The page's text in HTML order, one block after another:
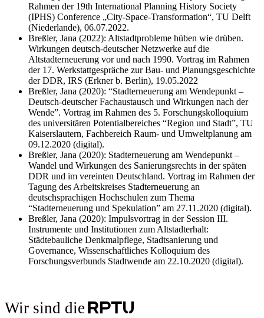
Rahmen der 19th International Planning History Society
(IPHS) Conference „City-Space-Transformation“, TU Delft
(Niederlande), 06.07.2022.
Breßler, Jana (2022): Altstadtprobleme hüben wie drüben.
Wirkungen deutsch-deutscher Netzwerke auf die
Altstadterneuerung vor und nach 1990. Vortrag im Rahmen
der 17. Werkstattgespräche zur Bau- und Planungsgeschichte
der DDR, IRS (Erkner b. Berlin), 19.05.2022
Breßler, Jana (2020): “Stadterneuerung am Wendepunkt –
Deutsch-deutscher Fachaustausch und Wirkungen nach der
Wende”. Vortrag im Rahmen des 5. Forschungskolloquium
des universitären Potentialbereiches “Region und Stadt”, TU
Kaiserslautern, Fachbereich Raum- und Umweltplanung am
09.12.2020 (digital).
Breßler, Jana (2020): Stadterneuerung am Wendepunkt –
Wandel und Wirkungen des Sanierungsrechts in der späten
DDR und im vereinten Deutschland. Vortrag im Rahmen der
Tagung des Arbeitskreises Stadterneuerung an
deutschsprachigen Hochschulen zum Thema
“Stadterneuerung und Spekulation” am 27.11.2020 (digital).
Breßler, Jana (2020): Impulsvortrag in der Session III.
Instrumente und Institutionen zum Altstadterhalt:
Städtebauliche Denkmalpflege, Stadtsanierung und
Governance, Wissenschaftliches Kolloquium des
Forschungsverbunds Stadtwende am 22.10.2020 (digital).
Wir sind die